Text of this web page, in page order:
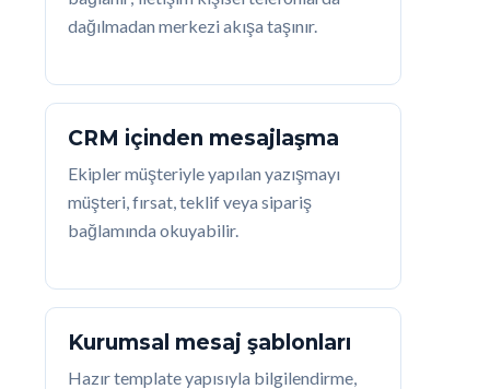
dağılmadan merkezi akışa taşınır.
CRM içinden mesajlaşma
Ekipler müşteriyle yapılan yazışmayı
müşteri, fırsat, teklif veya sipariş
bağlamında okuyabilir.
Kurumsal mesaj şablonları
Hazır template yapısıyla bilgilendirme,